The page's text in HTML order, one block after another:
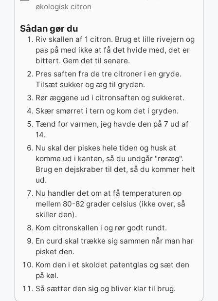
økologisk citron
Sådan gør du
Riv skallen af 1 citron. Brug et lille rivejern og
pas på med ikke at få det hvide med, det er
bittert. Gem det til senere.
Pres saften fra de tre citroner i en gryde.
Tilsæt sukker og æg til gryden.
Rør æggene ud i citronsaften og sukkeret.
Skær smørret i tern og kom det i gryden.
Tænd for varmen, jeg havde den på 7 ud af
14.
Nu skal der piskes hele tiden og husk at
komme ud i kanten, så du undgår "røræg".
Brug en dejskraber til det, så du kommer helt
ud.
Nu handler det om at få temperaturen op
mellem 80-82 grader celsius (ikke over, så
skiller den).
Kom citronskallen i og rør godt rundt.
En curd skal trække sig sammen når man har
pisket den.
Kom den i et skoldet patentglas og sæt den
på køl.
Så sætter den sig og bliver klar til brug.